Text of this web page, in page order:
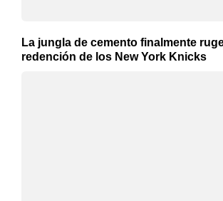
La jungla de cemento finalmente
redención de los New York Knicks